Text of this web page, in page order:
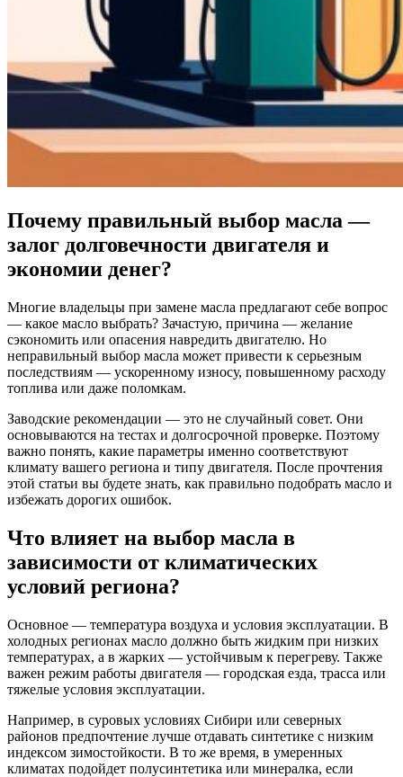
Почему правильный выбор масла —
залог долговечности двигателя и
экономии денег?
Многие владельцы при замене масла предлагают себе вопрос
— какое масло выбрать? Зачастую, причина — желание
сэкономить или опасения навредить двигателю. Но
неправильный выбор масла может привести к серьезным
последствиям — ускоренному износу, повышенному расходу
топлива или даже поломкам.
Заводские рекомендации — это не случайный совет. Они
основываются на тестах и долгосрочной проверке. Поэтому
важно понять, какие параметры именно соответствуют
климату вашего региона и типу двигателя. После прочтения
этой статьи вы будете знать, как правильно подобрать масло и
избежать дорогих ошибок.
Что влияет на выбор масла в
зависимости от климатических
условий региона?
Основное — температура воздуха и условия эксплуатации. В
холодных регионах масло должно быть жидким при низких
температурах, а в жарких — устойчивым к перегреву. Также
важен режим работы двигателя — городская езда, трасса или
тяжелые условия эксплуатации.
Например, в суровых условиях Сибири или северных
районов предпочтение лучше отдавать синтетике с низким
индексом зимостойкости. В то же время, в умеренных
климатах подойдет полусинтетика или минералка, если